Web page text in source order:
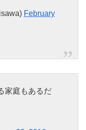
February
家庭もあるだ